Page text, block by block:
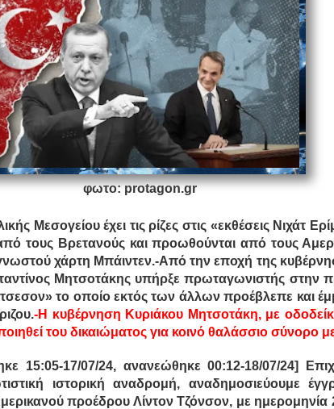
φωτο: protagon.gr
Μεσογείου έχει τις ρίζες στις «εκθέσεις Νιχάτ
τους Βρετανούς και προωθούνται από τους
χάρτη Μπάιντεν.-Από την εποχή της
Μητσοτάκης υπήρξε πρωταγωνιστής στην
το οποίο εκτός των άλλων προέβλεπε και
-Η κυβέρνηση Κυριάκου Μητσοτάκη, με
του δικαιώματος για κοινό θαλάσσιο σύνορο
15:05-17/07/24, ανανεώθηκε 00:12-18/07/24]
ιστορική αναδρομή, αναδημοσιεύουμε
προέδρου Λίντον Τζόνσον, με